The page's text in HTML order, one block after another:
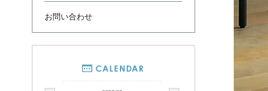
お問い合わせ